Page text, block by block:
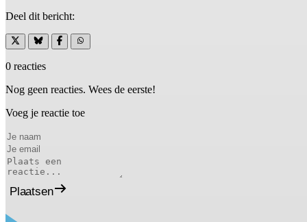
Deel dit bericht:
0 reacties
Nog geen reacties. Wees de eerste!
Voeg je reactie toe
Plaatsen